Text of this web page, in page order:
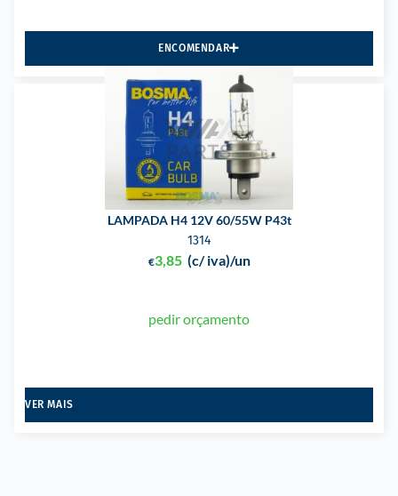
ENCOMENDAR
LAMPADA H4 12V 60/55W P43t
1314
€3,85 (c/ iva)/un
pedir orçamento
VER MAIS